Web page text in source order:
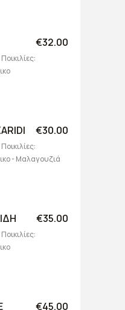
€32.00
€30.00
- Μαλαγουζιά
€35.00
€45.00